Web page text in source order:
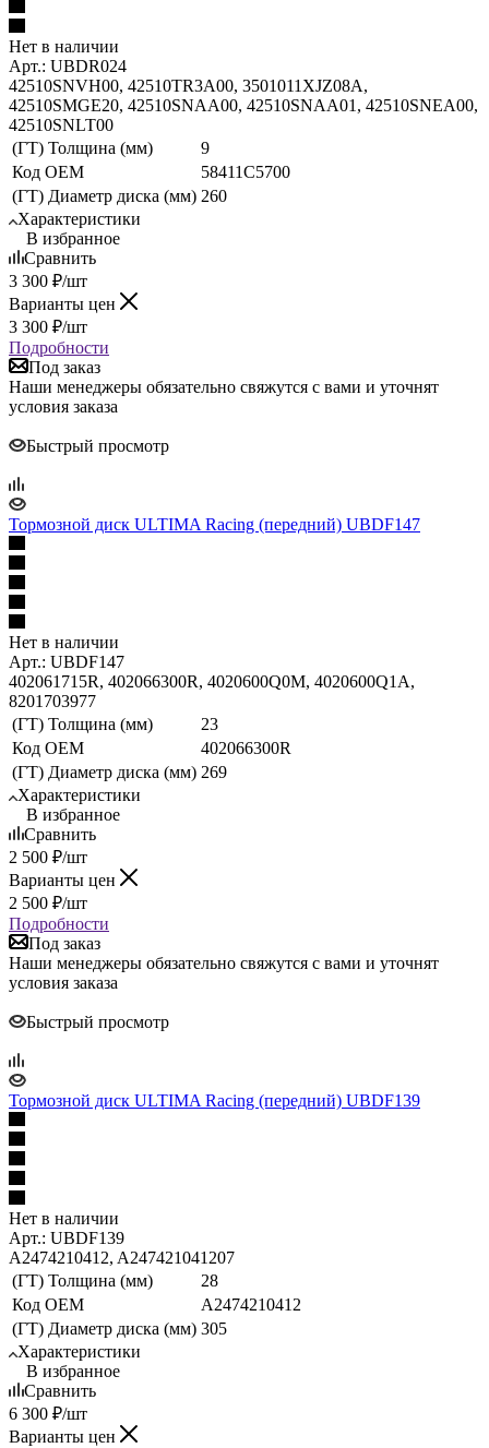
Нет в наличии
Арт.: UBDR024
42510SNVH00, 42510TR3A00, 3501011XJZ08A,
42510SMGE20, 42510SNAA00, 42510SNAA01, 42510SNEA00,
42510SNLT00
(ГТ) Толщина (мм)
9
Код ОЕМ
58411C5700
(ГТ) Диаметр диска (мм) 260
Характеристики
В избранное
Сравнить
3 300 ₽/шт
Варианты цен
3 300 ₽/шт
Подробности
Под заказ
Наши менеджеры обязательно свяжутся с вами и уточнят
условия заказа
Быстрый просмотр
Тормозной диск ULTIMA Racing (передний) UBDF147
Нет в наличии
Арт.: UBDF147
402061715R, 402066300R, 4020600Q0M, 4020600Q1A,
8201703977
(ГТ) Толщина (мм)
23
Код ОЕМ
402066300R
(ГТ) Диаметр диска (мм) 269
Характеристики
В избранное
Сравнить
2 500 ₽/шт
Варианты цен
2 500 ₽/шт
Подробности
Под заказ
Наши менеджеры обязательно свяжутся с вами и уточнят
условия заказа
Быстрый просмотр
Тормозной диск ULTIMA Racing (передний) UBDF139
Нет в наличии
Арт.: UBDF139
A2474210412, A247421041207
(ГТ) Толщина (мм)
28
Код ОЕМ
A2474210412
(ГТ) Диаметр диска (мм) 305
Характеристики
В избранное
Сравнить
6 300 ₽/шт
Варианты цен